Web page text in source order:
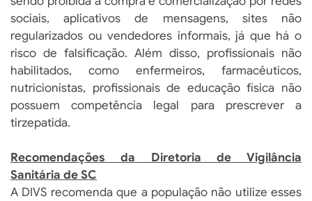
sociais, aplicativos de mensagens, sites não
regularizados ou vendedores informais, já que há o
risco de falsificação. Além disso, profissionais não
habilitados, como enfermeiros, farmacêuticos,
nutricionistas, profissionais de educação física não
possuem competência legal para prescrever a
tirzepatida.
Recomendações da Diretoria de Vigilância
Sanitária de SC
A DIVS recomenda que a população não utilize esses